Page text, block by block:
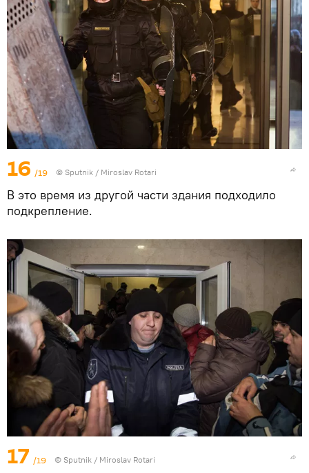
16 /19 © Sputnik / Miroslav Rotari
В это время из другой части здания подходило
подкрепление.
17 /19 © Sputnik / Miroslav Rotari